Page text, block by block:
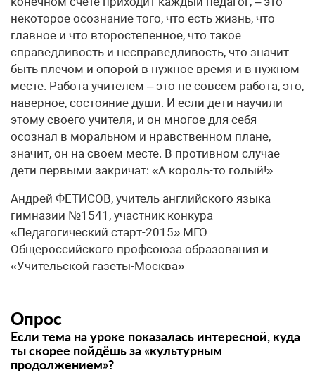
некоторое осознание того, что есть жизнь, что
главное и что второстепенное, что такое
справедливость и несправедливость, что значит
быть плечом и опорой в нужное время и в нужном
месте. Работа учителем – это не совсем работа, это,
наверное, состояние души. И если дети научили
этому своего учителя, и он многое для себя
осознал в моральном и нравственном плане,
значит, он на своем месте. В противном случае
дети первыми закричат: «А король-то голый!»
Андрей ФЕТИСОВ, учитель английского языка
гимназии №1541, участник конкура
«Педагогический старт-2015» МГО
Общероссийского профсоюза образования и
«Учительской газеты-Москва»
Опрос
Если тема на уроке показалась интересной, куда
ты скорее пойдёшь за «культурным
продолжением»?